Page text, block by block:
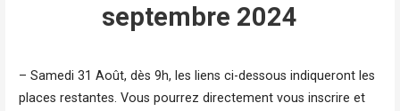
septembre 2024
– Samedi 31 Août, dès 9h, les liens ci-dessous indiqueront les
places restantes. Vous pourrez directement vous inscrire et